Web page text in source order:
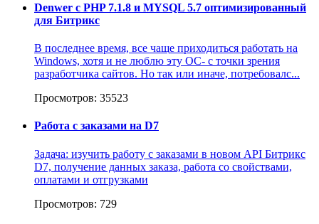
Denwer c PHP 7.1.8 и MYSQL 5.7 оптимизированный
для Битрикс
В последнее время, все чаще приходиться работать на
Windows, хотя и не люблю эту ОС- с точки зрения
разработчика сайтов. Но так или иначе, потребовалс...
Просмотров: 35523
Работа с заказами на D7
Задача: изучить работу с заказами в новом API Битрикс
D7, получение данных заказа, работа со свойствами,
оплатами и отгрузками
Просмотров: 729